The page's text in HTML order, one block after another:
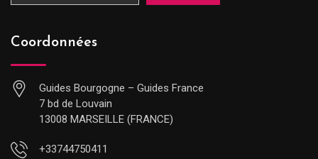
Coordonnées
Guides Bourgogne – Guides France
7 bd de Louvain
13008 MARSEILLE (FRANCE)
+33744750411